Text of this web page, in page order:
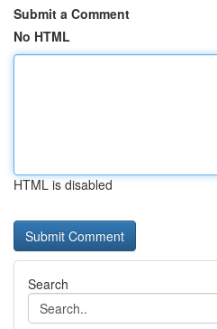
Submit a Comment
No HTML
HTML is disabled
Search